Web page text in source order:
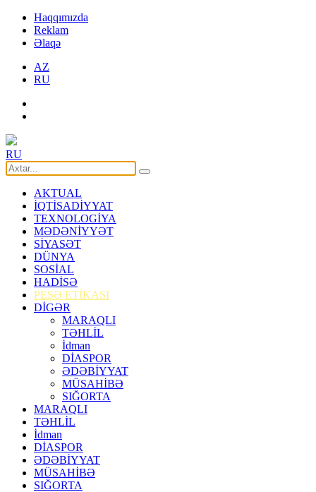
Haqqımızda
Reklam
Əlaqə
AZ
RU
RU
AKTUAL
İQTİSADİYYAT
TEXNOLOGİYA
MƏDƏNİYYƏT
SİYASƏT
DÜNYA
SOSİAL
HADİSƏ
PEŞƏ ETİKASI
DİGƏR
MARAQLI
TƏHLİL
İdman
DİASPOR
ƏDƏBİYYAT
MÜSAHİBƏ
SIĞORTA
MARAQLI
TƏHLİL
İdman
DİASPOR
ƏDƏBİYYAT
MÜSAHİBƏ
SIĞORTA